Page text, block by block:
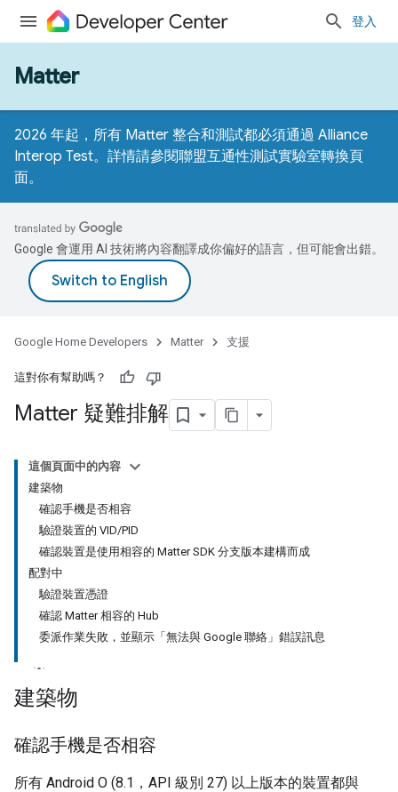
登入
Matter
2026 年起，所有 Matter 整合和測試都必須通過 Alliance
Interop Test。詳情請參閱聯盟互通性測試實驗室轉換頁
面。
Google 會運用 AI 技術將內容翻譯成你偏好的語言，但可能會出錯。
Google Home Developers Matter 支援
這對你有幫助嗎？
Matter 疑難排解
這個頁面中的內容
建築物
確認手機是否相容
驗證裝置的 VID/PID
確認裝置是使用相容的 Matter SDK 分支版本建構而成
配對中
驗證裝置憑證
確認 Matter 相容的 Hub
委派作業失敗，並顯示「無法與 Google 聯絡」錯誤訊息
建築物
確認手機是否相容
所有 Android O (8.1，API 級別 27) 以上版本的裝置都與